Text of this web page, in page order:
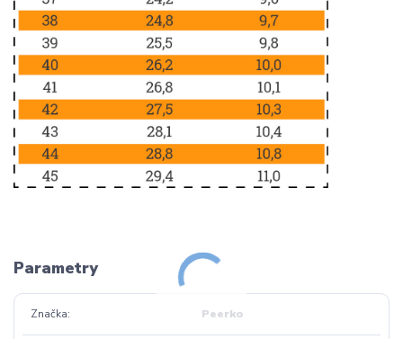
Parametry
Značka Peerko